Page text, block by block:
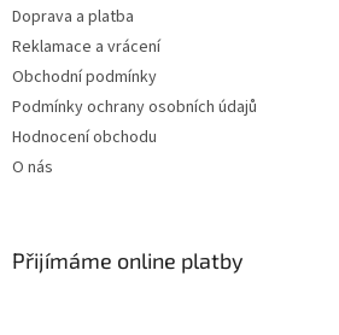
Doprava a platba
Reklamace a vrácení
Obchodní podmínky
Podmínky ochrany osobních údajů
Hodnocení obchodu
O nás
Přijímáme online platby